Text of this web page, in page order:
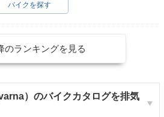
バイクを探す
のランキングを見る
）のバイクカタログを排気